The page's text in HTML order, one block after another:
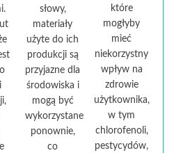
słowy,
materiały
użyte do ich
produkcji są
przyjazne dla
środowiska i
mogą być
wykorzystane
ponownie,
co
które
mogłyby
mieć
niekorzystny
wpływ na
zdrowie
użytkownika,
w tym
chlorofenoli,
pestycydów,